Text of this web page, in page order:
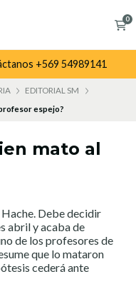
0
+569 54989141
EDITORIAL SM
espejo?
mato al
Debe decidir
abril y acaba de
de los profesores de
que lo mataron
cederá ante